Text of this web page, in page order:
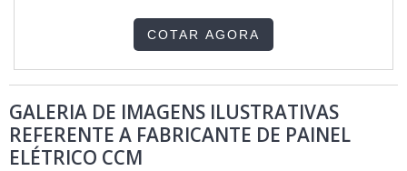
serviços em eletricidade também são pontos extremamente
importantes. Equipamento necessário para instalação de
COTAR AGORA
GALERIA DE IMAGENS ILUSTRATIVAS
REFERENTE A FABRICANTE DE PAINEL
ELÉTRICO CCM